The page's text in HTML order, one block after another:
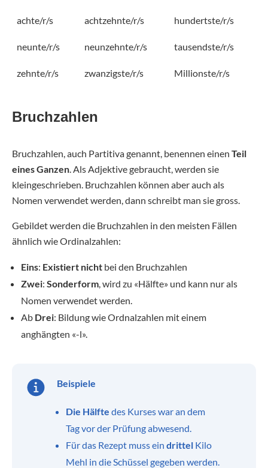
achte/r/s achtzehnte/r/s hundertste/r/s
neunte/r/s neunzehnte/r/s tausendste/r/s
zehnte/r/s zwanzigste/r/s Millionste/r/s
Bruchzahlen
Bruchzahlen, auch Partitiva genannt, benennen einen Teil
eines Ganzen. Als Adjektive gebraucht, werden sie
kleingeschrieben. Bruchzahlen können aber auch als
Nomen verwendet werden, dann schreibt man sie gross.
Gebildet werden die Bruchzahlen in den meisten Fällen
ähnlich wie Ordinalzahlen:
Eins: Existiert nicht bei den Bruchzahlen
Zwei: Sonderform, wird zu «Hälfte» und kann nur als
Nomen verwendet werden.
Ab Drei: Bildung wie Ordnalzahlen mit einem
anghängten «-l».
Beispiele
Die Hälfte des Kurses war an dem
Tag vor der Prüfung abwesend.
Für das Rezept muss ein drittel Kilo
Mehl in die Schüssel gegeben werden.